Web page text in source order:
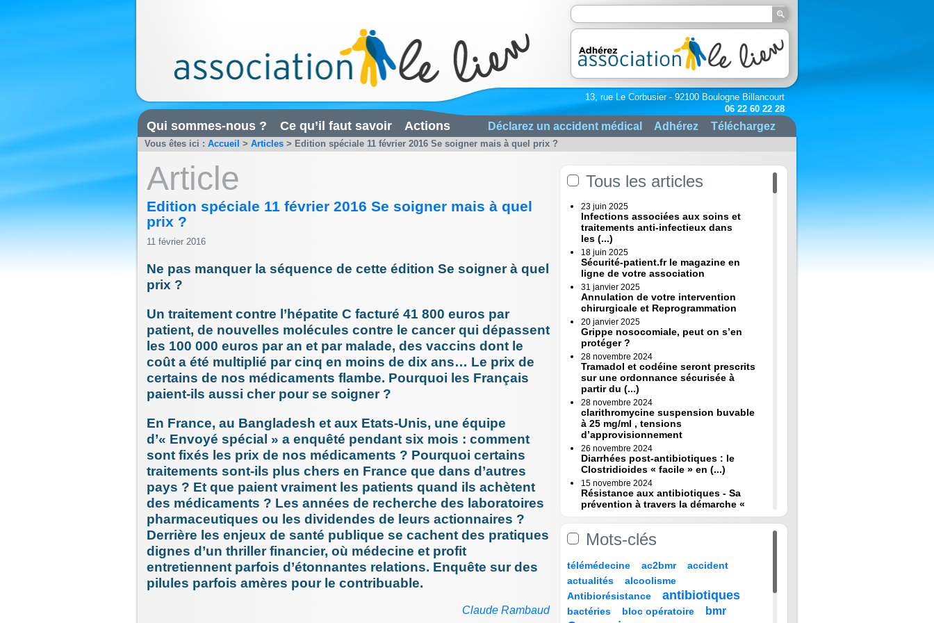
13, rue Le Corbusier - 92100 Boulogne Billancourt
06 22 60 22 28
Qui sommes-nous ? Ce qu’il faut savoir Actions Déclarez un accident médical Adhérez Téléchargez
Vous êtes ici : Accueil > Articles > Edition spéciale 11 février 2016 Se soigner mais à quel prix ?
Article
Edition spéciale 11 février 2016 Se soigner mais à quel
prix ?
11 février 2016
Ne pas manquer la séquence de cette édition Se soigner à quel
prix ?
Un traitement contre l’hépatite C facturé 41 800 euros par
patient, de nouvelles molécules contre le cancer qui dépassent
les 100 000 euros par an et par malade, des vaccins dont le
coût a été multiplié par cinq en moins de dix ans… Le prix de
certains de nos médicaments flambe. Pourquoi les Français
paient-ils aussi cher pour se soigner ?
En France, au Bangladesh et aux Etats-Unis, une équipe
d’« Envoyé spécial » a enquêté pendant six mois : comment
sont fixés les prix de nos médicaments ? Pourquoi certains
traitements sont-ils plus chers en France que dans d’autres
pays ? Et que paient vraiment les patients quand ils achètent
des médicaments ? Les années de recherche des laboratoires
pharmaceutiques ou les dividendes de leurs actionnaires ?
Derrière les enjeux de santé publique se cachent des pratiques
dignes d’un thriller financier, où médecine et profit
entretiennent parfois d’étonnantes relations. Enquête sur des
pilules parfois amères pour le contribuable.
Claude Rambaud
Tous les articles
23 juin 2025
Infections associées aux soins et
traitements anti-infectieux dans
les (...)
18 juin 2025
Sécurité-patient.fr le magazine en
ligne de votre association
31 janvier 2025
Annulation de votre intervention
chirurgicale et Reprogrammation
20 janvier 2025
Grippe nosocomiale, peut on s’en
protéger ?
28 novembre 2024
Tramadol et codéine seront prescrits
sur une ordonnance sécurisée à
partir du (...)
28 novembre 2024
clarithromycine suspension buvable
à 25 mg/ml , tensions
d’approvisionnement
26 novembre 2024
Diarrhées post-antibiotiques : le
Clostridioides « facile » en (...)
15 novembre 2024
Résistance aux antibiotiques - Sa
prévention à travers la démarche «
Une (...)
Erreurs de diagnostic en médecine
23 octobre 2024
Erreurs médicales : « quand leur vie
bascule » sur TF1 mardi 22 (...)
17 octobre 2024
Tramadol, codeine : de nouvelles
mesures pour prévenir la
Mots-clés
21/389
télémédecine
36/389 ac2bmr
36/389 accident
54/389
actualités
44/389 alcoolisme
24/389
Antibiorésistance
147/389 antibiotiques
19/389
bactéries
27/389 bloc opératoire
97/389 bmr
170/389